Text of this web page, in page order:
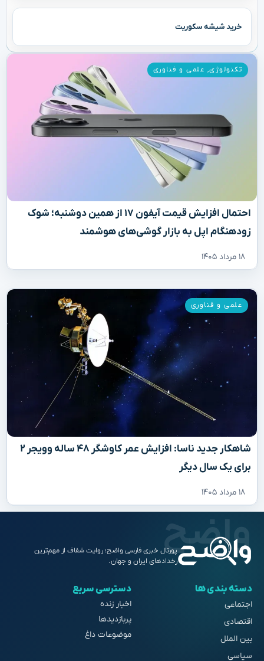
خرید شیشه سکوریت
احتمال افزایش قیمت آیفون ۱۷ از همین دوشنبه؛ شوک
زودهنگام اپل به بازار گوشی‌های هوشمند
۱۸ مرداد ۱۴۰۵
تکنولوژی, علمی و فناوری
شاهکار جدید ناسا: افزایش عمر کاوشگر ۴۸ ساله وویجر ۲
برای یک سال دیگر
۱۸ مرداد ۱۴۰۵
علمی و فناوری
پورتال خبری فارسی واضح؛ روایت شفاف از مهم‌ترین
رخدادهای ایران و جهان.
دسته بندی ها
اجتماعی
اقتصادی
بین الملل
سیاسی
دسترسی سریع
اخبار زنده
پربازدیدها
موضوعات داغ